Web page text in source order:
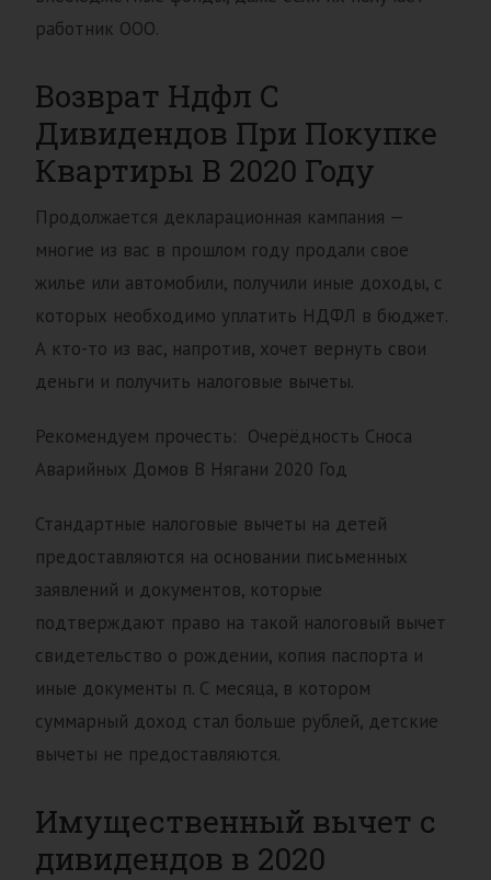
работник ООО.
Возврат Ндфл С
Дивидендов При Покупке
Квартиры В 2020 Году
Продолжается декларационная кампания —
многие из вас в прошлом году продали свое
жилье или автомобили, получили иные доходы, с
которых необходимо уплатить НДФЛ в бюджет.
А кто-то из вас, напротив, хочет вернуть свои
деньги и получить налоговые вычеты.
Рекомендуем прочесть: Очерёдность Сноса
Аварийных Домов В Нягани 2020 Год
Стандартные налоговые вычеты на детей
предоставляются на основании письменных
заявлений и документов, которые
подтверждают право на такой налоговый вычет
свидетельство о рождении, копия паспорта и
иные документы п. С месяца, в котором
суммарный доход стал больше рублей, детские
вычеты не предоставляются.
Имущественный вычет с
дивидендов в 2020